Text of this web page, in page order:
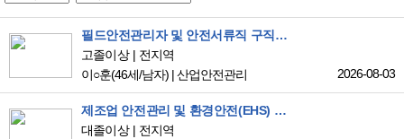
필드안전관리자 및 안전서류직 구직합니다
고졸이상
전지역
이○훈(46세/남자) |산업안전관리 2026-08-03
제조업 안전관리 및 환경안전(EHS) 구직 있습니다
대졸이상
전지역